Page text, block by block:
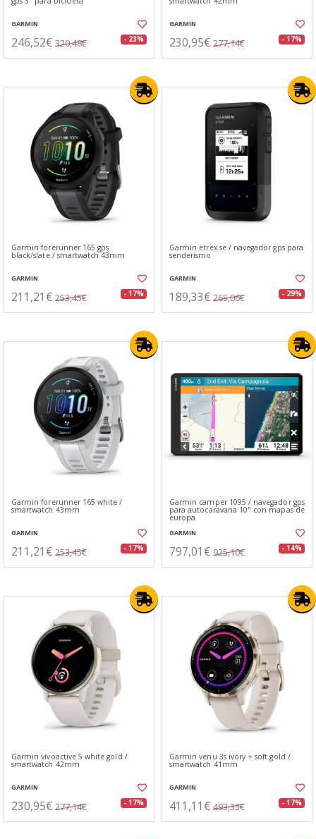
GARMIN
246,52€ 320,48€ - 23%
GARMIN
230,95€ 277,14€ - 17%
Garmin forerunner 165 gps
black/slate / smartwatch 43mm
GARMIN
211,21€ 253,45€ - 17%
Garmin etrex se / navegador gps para
senderismo
GARMIN
189,33€ 265,06€ - 29%
Garmin forerunner 165 white /
smartwatch 43mm
GARMIN
211,21€ 253,45€ - 17%
Garmin camper 1095 / navegador gps
para autocaravana 10" con mapas de
europa
GARMIN
797,01€ 925,10€ - 14%
Garmin vívoactive 5 white gold /
smartwatch 42mm
GARMIN
230,95€ 277,14€ - 17%
Garmin venu 3s ivory + soft gold /
smartwatch 41mm
GARMIN
411,11€ 493,33€ - 17%